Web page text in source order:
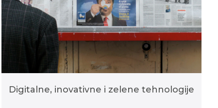
Digitalne, inovativne i zelene tehnologije